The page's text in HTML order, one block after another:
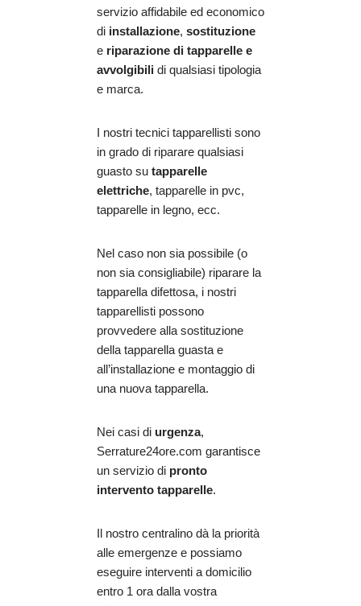
servizio affidabile ed economico
di installazione, sostituzione
e riparazione di tapparelle e
avvolgibili di qualsiasi tipologia
e marca.
I nostri tecnici tapparellisti sono
in grado di riparare qualsiasi
guasto su tapparelle
elettriche, tapparelle in pvc,
tapparelle in legno, ecc.
Nel caso non sia possibile (o
non sia consigliabile) riparare la
tapparella difettosa, i nostri
tapparellisti possono
provvedere alla sostituzione
della tapparella guasta e
all’installazione e montaggio di
una nuova tapparella.
Nei casi di urgenza,
Serrature24ore.com garantisce
un servizio di pronto
intervento tapparelle.
Il nostro centralino dà la priorità
alle emergenze e possiamo
eseguire interventi a domicilio
entro 1 ora dalla vostra